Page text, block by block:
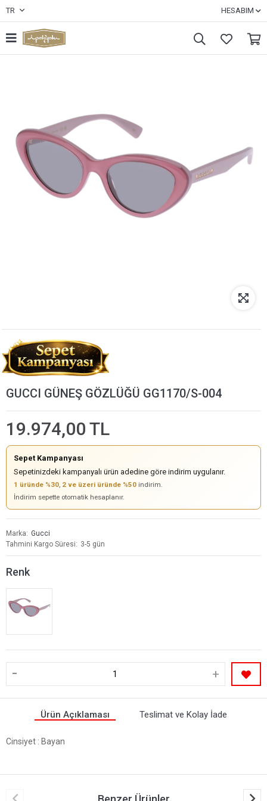
TR HESABIM
GUCCI GÜNEŞ GÖZLÜĞÜ GG1170/S-004
19.974,00 TL
Sepet Kampanyası
Sepetinizdeki kampanyalı ürün adedine göre indirim uygulanır.
1 üründe %30, 2 ve üzeri üründe %50 indirim.
İndirim sepette otomatik hesaplanır.
Marka
Gucci
Tahmini Kargo Süresi
3-5 gün
Renk
- +
Ürün Açıklaması Teslimat ve Kolay İade
Cinsiyet : Bayan